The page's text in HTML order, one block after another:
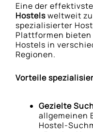
Eine der
Hostelsweltweit
spezialisierter
Plattformen bieten
Hostels in
Regionen.
Vorteile
Gezielte
allgemeinen
Hostel-